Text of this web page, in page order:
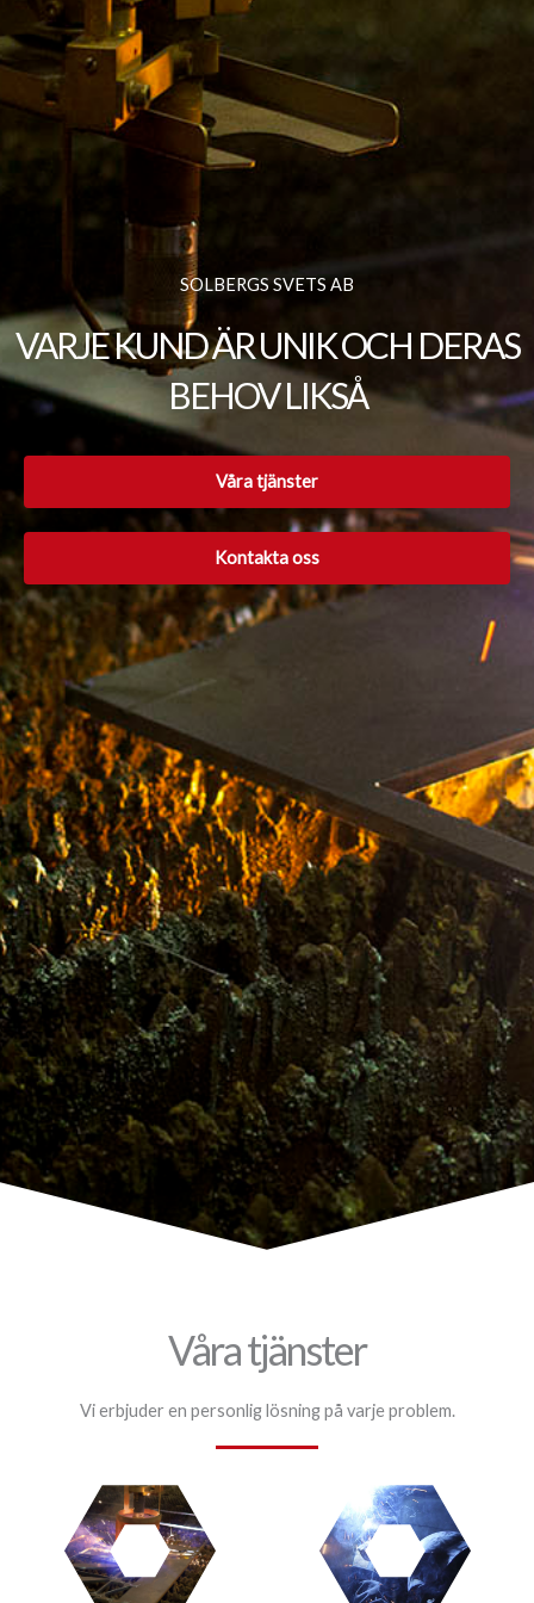
SOLBERGS SVETS AB
VARJE KUND ÄR UNIK OCH DERAS
BEHOV LIKSÅ
Våra tjänster
Kontakta oss
Våra tjänster
Vi erbjuder en personlig lösning på varje problem.